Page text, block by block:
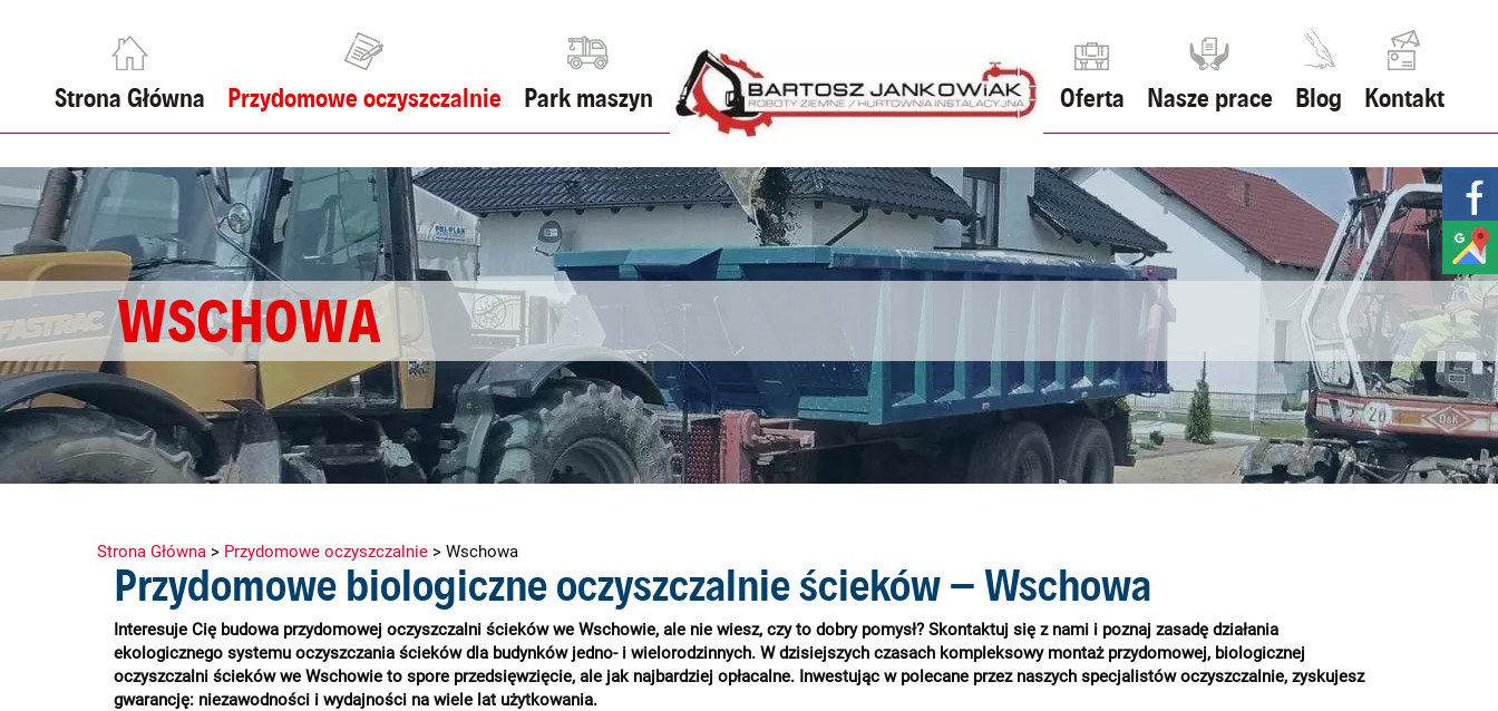
Strona Główna Przydomowe oczyszczalnie Park maszyn Oferta Nasze prace Blog Kontakt
WSCHOWA
Strona Główna > Przydomowe oczyszczalnie > Wschowa
Przydomowe biologiczne oczyszczalnie ścieków – Wschowa
Interesuje Cię budowa przydomowej oczyszczalni ścieków we Wschowie, ale nie wiesz, czy to dobry pomysł? Skontaktuj się z nami i poznaj zasadę działania
ekologicznego systemu oczyszczania ścieków dla budynków jedno- i wielorodzinnych. W dzisiejszych czasach kompleksowy montaż przydomowej, biologicznej
oczyszczalni ścieków we Wschowie to spore przedsięwzięcie, ale jak najbardziej opłacalne. Inwestując w polecane przez naszych specjalistów oczyszczalnie, zyskujesz
gwarancję: niezawodności i wydajności na wiele lat użytkowania.